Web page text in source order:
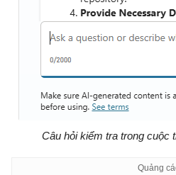
Câu hỏi kiểm tra trong cuộc